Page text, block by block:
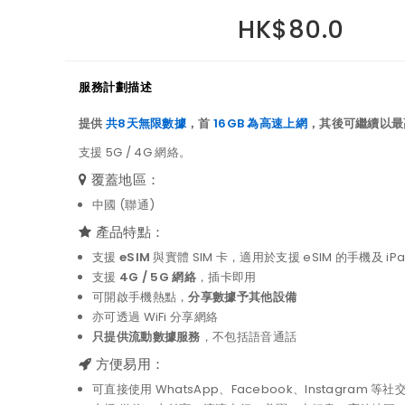
HK$80.0
服務計劃描述
提供 共8天無限數據 ，首 16GB 為高速上網，其後可繼續以
支援 5G / 4G 網絡。
覆蓋地區：
中國 (聯通)
產品特點：
支援 eSIM 與實體 SIM 卡，適用於支援 eSIM 的手機及
支援 4G / 5G 網絡，插卡即用
可開啟手機熱點，分享數據予其他設備
亦可透過 WiFi 分享網絡
只提供流動數據服務 ，不包括語音通話
方便易用：
可直接使用 WhatsApp、Facebook、Instagram 等社